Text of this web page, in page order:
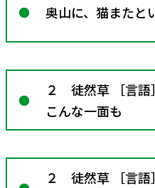
奥山に、猫またと
２ 徒然草 ［言語
こんな一面も
２ 徒然草 ［言